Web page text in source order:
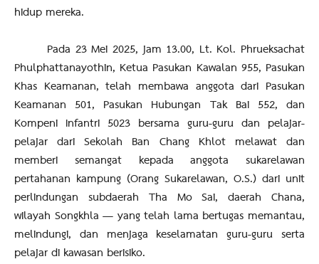
hidup mereka.
Pada 23 Mei 2025, jam 13.00, Lt. Kol. Phrueksachat
Phulphattanayothin, Ketua Pasukan Kawalan 955, Pasukan
Khas Keamanan, telah membawa anggota dari Pasukan
Keamanan 501, Pasukan Hubungan Tak Bai 552, dan
Kompeni Infantri 5023 bersama guru-guru dan pelajar-
pelajar dari Sekolah Ban Chang Khlot melawat dan
memberi semangat kepada anggota sukarelawan
pertahanan kampung (Orang Sukarelawan, O.S.) dari unit
perlindungan subdaerah Tha Mo Sai, daerah Chana,
wilayah Songkhla — yang telah lama bertugas memantau,
melindungi, dan menjaga keselamatan guru-guru serta
pelajar di kawasan berisiko.